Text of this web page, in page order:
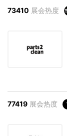
73410 展会热度
77419 展会热度